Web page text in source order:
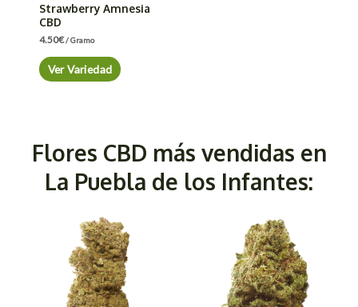
Strawberry Amnesia
CBD
4.50€/ Gramo
Ver Variedad
Flores CBD más vendidas en
La Puebla de los Infantes: